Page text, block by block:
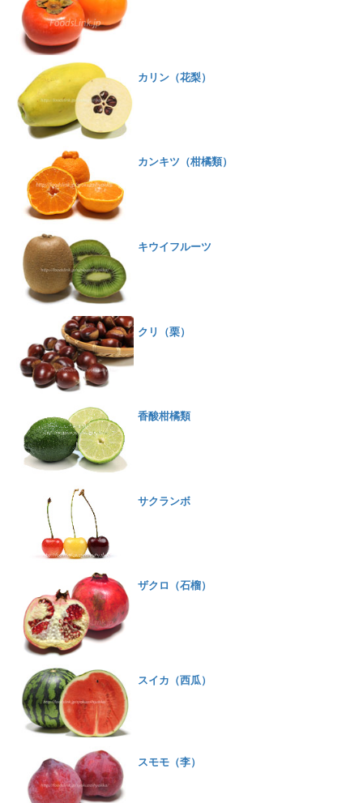
カリン（花梨）
カンキツ（柑橘類）
キウイフルーツ
クリ（栗）
香酸柑橘類
サクランボ
ザクロ（石榴）
スイカ（西瓜）
スモモ（李）